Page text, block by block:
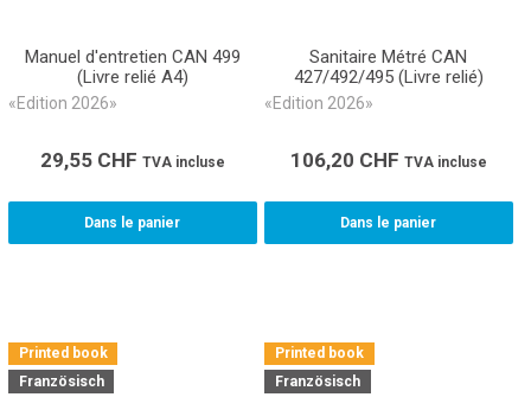
Manuel d'entretien CAN 499
(Livre relié A4)
«Edition 2026»
29,55 CHF TVA incluse
Dans le panier
Sanitaire Métré CAN
427/492/495 (Livre relié)
«Edition 2026»
106,20 CHF TVA incluse
Dans le panier
Printed book
Französisch
Printed book
Französisch